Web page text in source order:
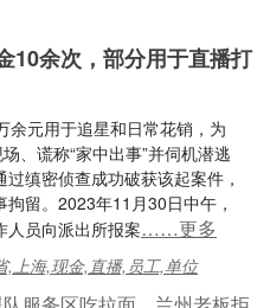
10余次，部分用于直播打
余元用于追星和日常花销，为
、谎称“家中出事”并伺机潜逃
缜密侦查成功破获该起案件，
留。2023年11月30日中午，
人员向派出所报案……更多
,上海,现金,直播,员工,单位